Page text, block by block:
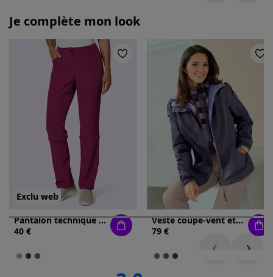
Je complète mon look
Exclu web
Pantalon technique robuste et imperméable
40 €
Veste coupe-vent et imperméable avec capuche
79 €